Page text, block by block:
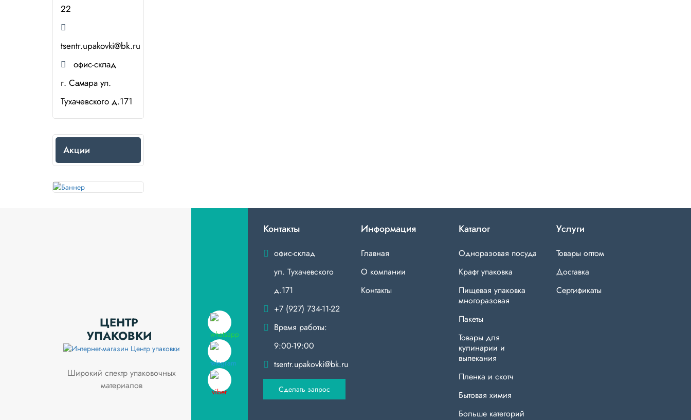
22
tsentr.upakovki@bk.ru
офис-склад
г. Самара ул.
Тухачевского д.171
Акции
ЦЕНТР
УПАКОВКИ
Широкий спектр упаковочных
материалов
Контакты
офис-склад
ул. Тухачевского
д.171
+7 (927) 734-11-22
Время работы:
9:00-19:00
tsentr.upakovki@bk.ru
Сделать запрос
Информация
Главная
О компании
Контакты
Каталог
Одноразовая посуда
Крафт упаковка
Пищевая упаковка
многоразовая
Пакеты
Товары для
кулинарии и
выпекания
Пленка и скотч
Бытовая химия
Больше категорий
Услуги
Товары оптом
Доставка
Сертификаты